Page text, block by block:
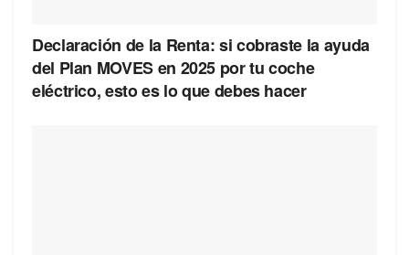
Declaración de la Renta: si cobraste la ayuda
del Plan MOVES en 2025 por tu coche
eléctrico, esto es lo que debes hacer